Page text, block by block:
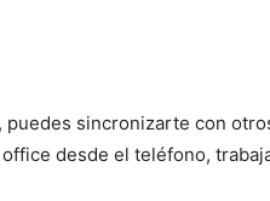
puedes sincronizarte con
desde el teléfono,